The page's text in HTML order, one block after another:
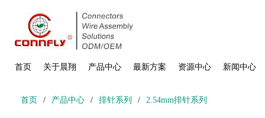
首页 关于晨翔 产品中心 最新方案 资源中心 新闻中心
首页 / 产品中心 / 排针系列 / 2.54mm排针系列